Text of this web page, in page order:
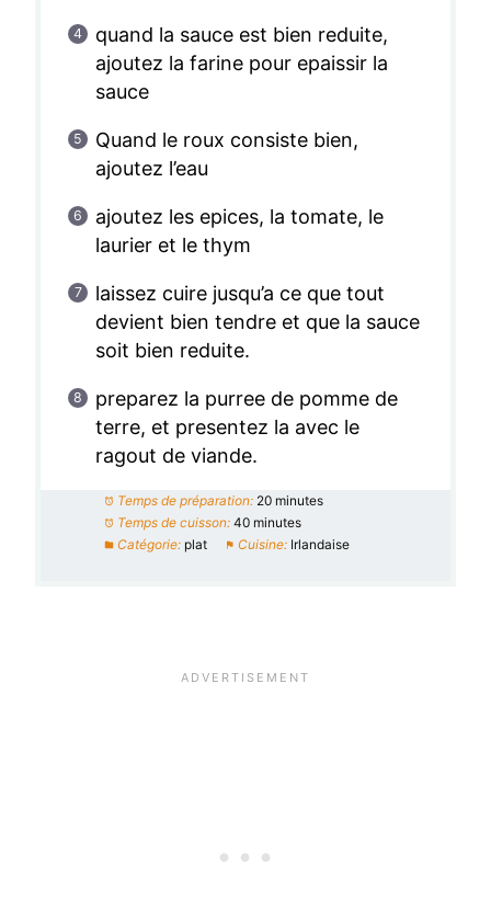
quand la sauce est bien reduite,
ajoutez la farine pour epaissir la
sauce
Quand le roux consiste bien,
ajoutez l’eau
ajoutez les epices, la tomate, le
laurier et le thym
laissez cuire jusqu’a ce que tout
devient bien tendre et que la sauce
soit bien reduite.
preparez la purree de pomme de
terre, et presentez la avec le
ragout de viande.
Temps de préparation: 20 minutes
Temps de cuisson: 40 minutes
Catégorie: plat Cuisine: Irlandaise